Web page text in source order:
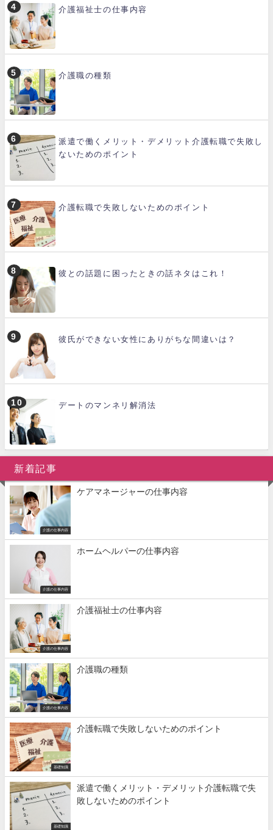
介護福祉士の仕事内容
介護職の種類
派遣で働くメリット・デメリット介護転職で失敗し
ないためのポイント
介護転職で失敗しないためのポイント
彼との話題に困ったときの話ネタはこれ！
彼氏ができない女性にありがちな間違いは？
デートのマンネリ解消法
新着記事
介護の仕事内容
ケアマネージャーの仕事内容
介護の仕事内容
ホームヘルパーの仕事内容
介護の仕事内容
介護福祉士の仕事内容
介護の仕事内容
介護職の種類
基礎知識
介護転職で失敗しないためのポイント
基礎知識
派遣で働くメリット・デメリット介護転職で失
敗しないためのポイント